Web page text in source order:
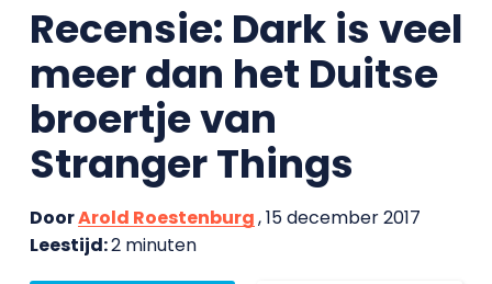
Recensie: Dark is veel
meer dan het Duitse
broertje van
Stranger Things
DoorArold Roestenburg, 15 december 2017
Leestijd:2 minuten